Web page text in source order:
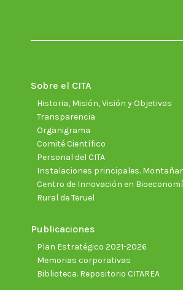
Sobre el CITA
Historia, Misión, Visión y Objetivos
Transparencia
Organigrama
Comité Científico
Personal del CITA
Instalaciones principales.
Centro de Innovación en
Rural de Teruel
Publicaciones
Plan Estratégico 2021-2026
Memorias corporativas
Biblioteca. Repositorio CITAREA